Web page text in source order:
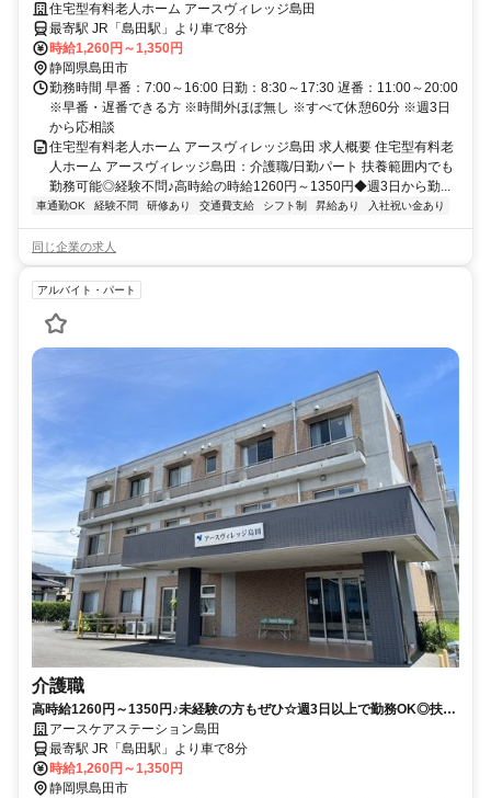
3日から勤務がOK★【島田市、新金谷駅・島田駅、住宅型有料老人ホー
ム、介護職、日勤パート】※積極採用中
住宅型有料老人ホーム アースヴィレッジ島田
最寄駅 JR「島田駅」より車で8分
時給1,260円～1,350円
静岡県島田市
勤務時間 早番：7:00～16:00 日勤：8:30～17:30 遅番：11:00～20:00
※早番・遅番できる方 ※時間外ほぼ無し ※すべて休憩60分 ※週3日
から応相談
住宅型有料老人ホーム アースヴィレッジ島田 求人概要 住宅型有料老
人ホーム アースヴィレッジ島田：介護職/日勤パート 扶養範囲内でも
勤務可能◎経験不問♪高時給の時給1260円～1350円◆週3日から勤...
車通勤OK 経験不問 研修あり 交通費支給 シフト制 昇給あり 入社祝い金あり
同じ企業の求人
アルバイト・パート
介護職
高時給1260円～1350円♪未経験の方もぜひ☆週3日以上で勤務OK◎扶養
範囲内で働きたい方もOK！【島田市、島田駅、訪問介護、介護職、日勤
パート】※積極採用中
アースケアステーション島田
最寄駅 JR「島田駅」より車で8分
時給1,260円～1,350円
静岡県島田市